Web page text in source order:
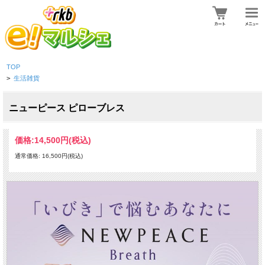
TOP
> 生活雑貨
ニューピース ピローブレス
価格:14,500円(税込)
通常価格: 16,500円(税込)